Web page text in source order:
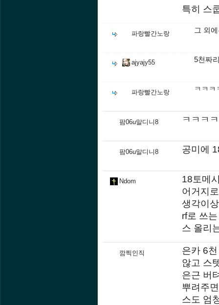
특히 스
파랑빨간노랑 그 외
ajyajy55 5천짜
파랑빨간노랑 ㅋㅋㅋ
팜06u말디니8 ㅋㅋㅋ
팜06u말디니8 공미에
Ndom
18토메
어거지
생각이
rf로 쓰
스 올리
깜찍인직
은카 6
않고 스
은근 버
뿌려주
스도 엄